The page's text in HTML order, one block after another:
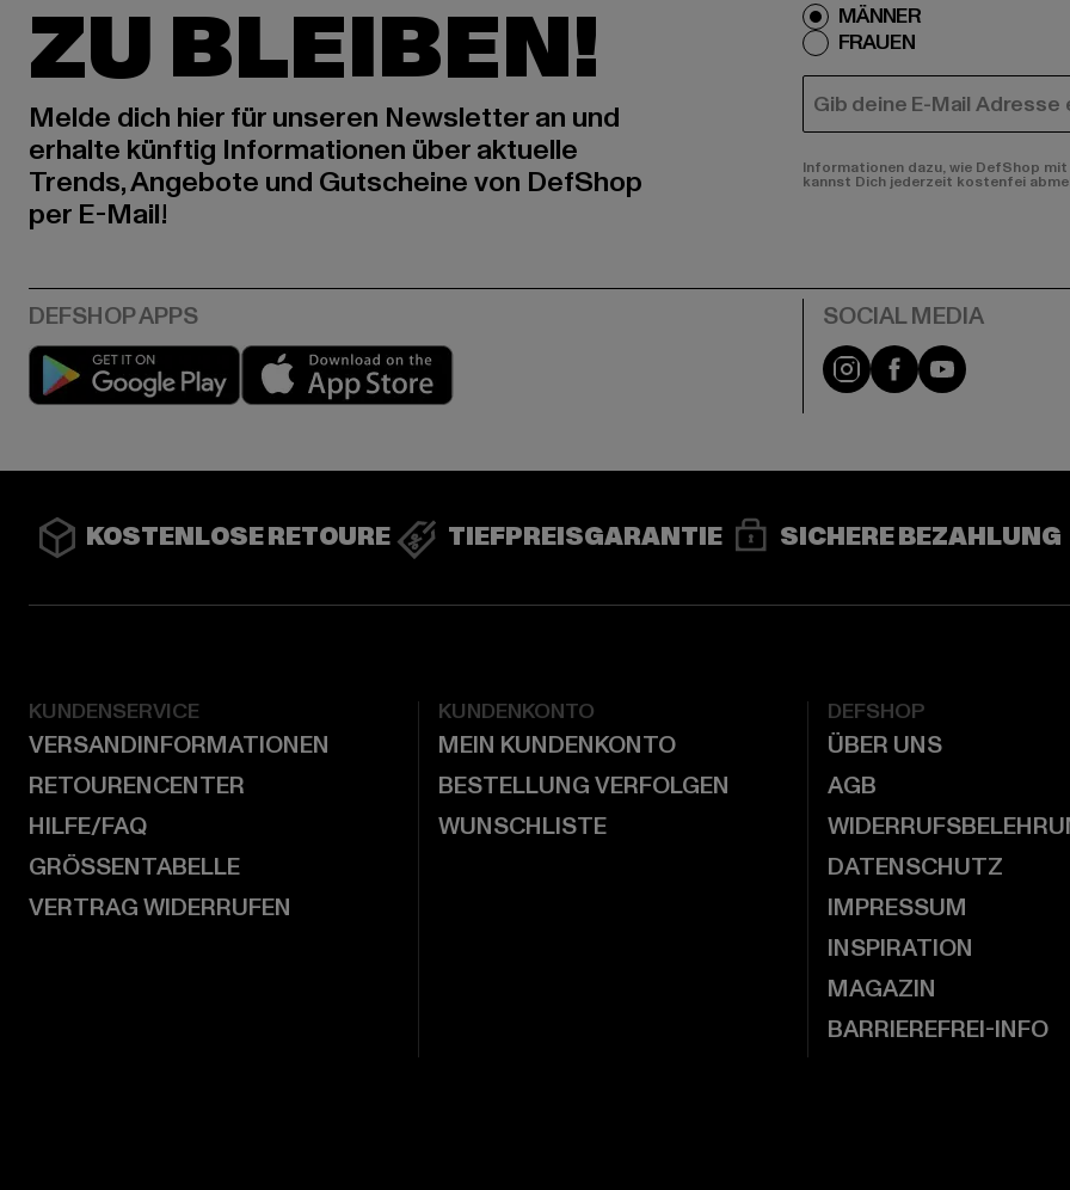
ZU BLEIBEN!
Melde dich hier für unseren Newsletter an und
erhalte künftig Informationen über aktuelle
Trends, Angebote und Gutscheine von DefShop
per E-Mail!
MÄNNER
FRAUEN
E-MAIL
Informationen dazu, wie DefShop
kannst Dich jederzeit kostenfei
Play market Instagram
FacebookYouTube
KOSTENLOSE RETOURE TIEFPREISGARANTIE SICHERE BEZAHLUNG
KUNDENSERVICE
VERSANDINFORMATIONEN
RETOURENCENTER
HILFE/FAQ
GRÖSSENTABELLE
VERTRAG WIDERRUFEN
KUNDENKONTO
MEIN KUNDENKONTO
BESTELLUNG VERFOLGEN
WUNSCHLISTE
DEFSHOP
ÜBER UNS
AGB
DATENSCHUTZ
IMPRESSUM
INSPIRATION
MAGAZIN
BARRIEREFREI-INFO